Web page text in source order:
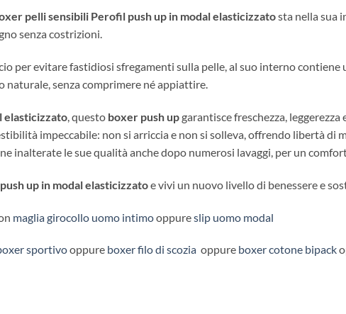
pelli sensibili Perofil push up in modal elasticizzatosta nella sua
senza costrizioni.
per evitare fastidiosi sfregamenti sulla pelle, al suo interno contiene
naturale, senza comprimere né appiattire.
elasticizzato, questo boxer push upgarantisce freschezza,
impeccabile: non si arriccia e non si solleva, offrendo libertà di
inalterate le sue qualità anche dopo numerosi lavaggi, per un
up in modal elasticizzatoe vivi un nuovo livello di benessere e
maglia girocollo uomo intimooppureslip uomo modal
sportivooppure boxer filo di scozia oppure boxer cotone bipack